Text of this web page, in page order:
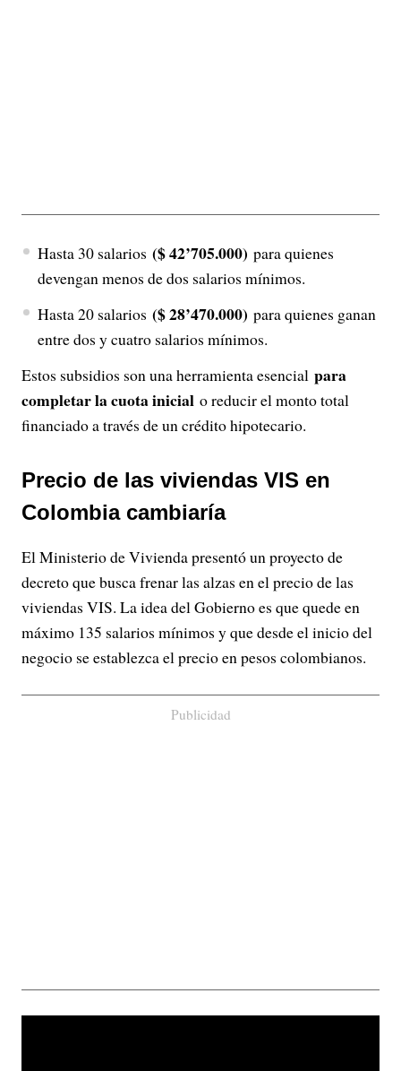
Hasta 30 salarios ($ 42’705.000) para quienes
devengan menos de dos salarios mínimos.
Hasta 20 salarios ($ 28’470.000) para quienes ganan
entre dos y cuatro salarios mínimos.
Estos subsidios son una herramienta esencial para
completar la cuota inicial o reducir el monto total
financiado a través de un crédito hipotecario.
Precio de las viviendas VIS en
Colombia cambiaría
El Ministerio de Vivienda presentó un proyecto de
decreto que busca frenar las alzas en el precio de las
viviendas VIS. La idea del Gobierno es que quede en
máximo 135 salarios mínimos y que desde el inicio del
negocio se establezca el precio en pesos colombianos.
Publicidad